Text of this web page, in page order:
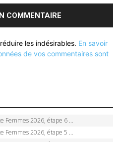
les indésirables. En savoir
de vos commentaires sont
6 – Kim Le Court-Pienaar gagne à Tournon, Reusser en jaune
Vollering gagne à Belleville, Reusser en jaune, Ferrand-Prévot coule